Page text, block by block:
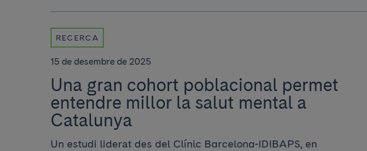
RECERCA
15 de desembre de 2025
Una gran cohort poblacional permet
entendre millor la salut mental a
Catalunya
Un estudi liderat des del Clínic Barcelona-IDIBAPS, en